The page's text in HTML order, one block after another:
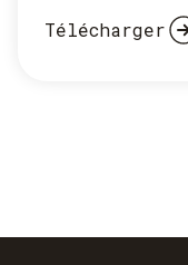
Télécharger